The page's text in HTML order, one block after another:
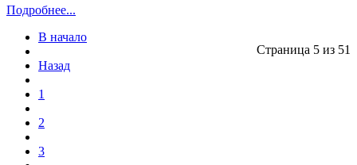
Подробнее...
Страница 5 из 51
В начало
Назад
1
2
3